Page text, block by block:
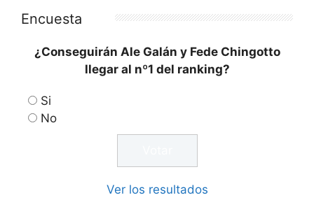
Encuesta
¿Conseguirán Ale Galán y Fede Chingotto
llegar al nº1 del ranking?
Si
No
Ver los resultados